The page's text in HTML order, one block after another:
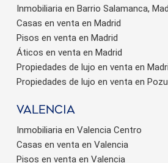
Inmobiliaria en Barrio Salamanca,
Casas en venta en Madrid
Pisos en venta en Madrid
Áticos en venta en Madrid
Propiedades de lujo en venta en
Propiedades de lujo en venta en
valencia
Inmobiliaria en Valencia Centro
Casas en venta en Valencia
Pisos en venta en Valencia